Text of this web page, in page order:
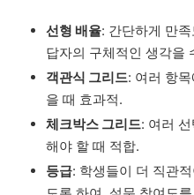
선형 배율: 간단하게 만
답자의 구체적인 생각을
객관식 그리드: 여러 항
을 때 효과적.
체크박스 그리드: 여러
해야 할 때 적합.
등급: 학생들이 더 직관